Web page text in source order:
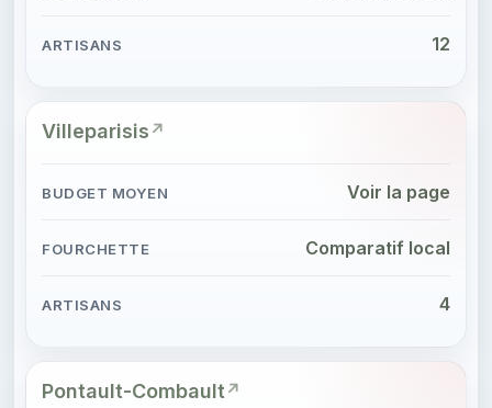
12
Villeparisis
Voir la page
Comparatif local
4
Pontault-Combault